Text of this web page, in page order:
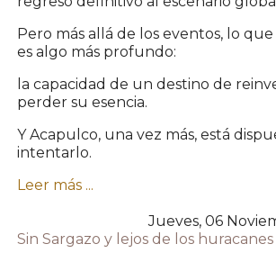
Pero más allá de los eventos, lo
es algo más profundo:
la capacidad de un destino de
perder su esencia.
Y Acapulco, una vez más, está
intentarlo.
Leer más ...
Jueves, 06
Sin Sargazo y lejos de los huracanes